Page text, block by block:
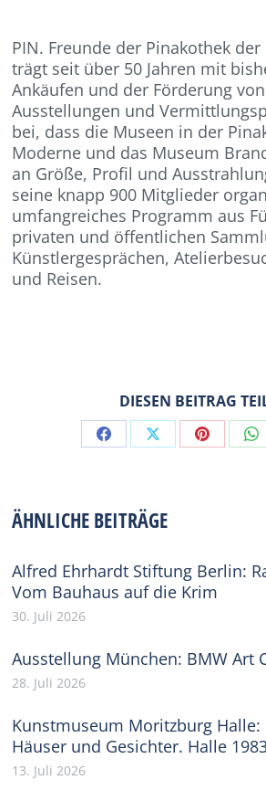
PIN. Freunde der Pinakothek
trägt seit über 50 Jahren mit
Ankäufen und der Förderung
Ausstellungen und
bei, dass die Museen in der
Moderne und das Museum
an Größe, Profil und
seine knapp 900 Mitglieder
umfangreiches Programm aus
privaten und öffentlichen
Künstlergesprächen,
und Reisen.
DIESEN BEITRAG
Share Share Share
ÄHNLICHE BEITRÄGE
Alfred Ehrhardt Stiftung Berlin:
Vom Bauhaus auf die Krim
30. Juli 2026
Ausstellung München: BMW Art
28. Juli 2026
Kunstmuseum Moritzburg Halle:
Häuser und Gesichter. Halle
13. Juli 2026